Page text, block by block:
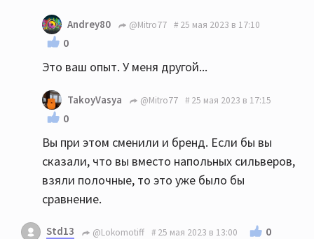
Andrey80 @Mitro77 25 мая 2023 в 17:10
0
Это ваш опыт. У меня другой...
TakoyVasya @Mitro77 25 мая 2023 в 17:15
0
Вы при этом сменили и бренд. Если бы вы
сказали, что вы вместо напольных сильверов,
взяли полочные, то это уже было бы
сравнение.
Std13 @Lokomotiff 25 мая 2023 в 13:00 0